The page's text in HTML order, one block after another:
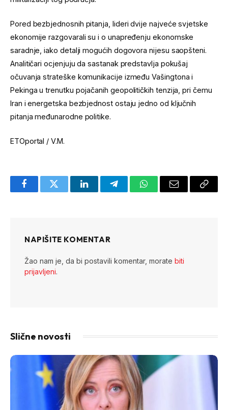
Pored bezbjednosnih pitanja, lideri dvije najveće svjetske
ekonomije razgovarali su i o unapređenju ekonomske
saradnje, iako detalji mogućih dogovora nijesu saopšteni.
Analitičari ocjenjuju da sastanak predstavlja pokušaj
očuvanja strateške komunikacije između Vašingtona i
Pekinga u trenutku pojačanih geopolitičkih tenzija, pri čemu
Iran i energetska bezbjednost ostaju jedno od ključnih
pitanja međunarodne politike.
ETOportal / V.M.
FacebookTwitter LinkedInTelegramWhatsAppEmail
Copy
NAPIŠITE KOMENTAR
Žao nam je, da bi postavili komentar, morate biti
prijavljeni.
Slične novosti